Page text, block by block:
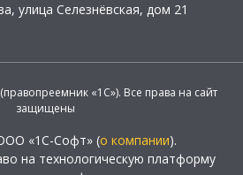
, улица Селезнёвская, дом 21
«1С»). Все права на сайт
защищены
«1С-Софт» (о компании).
на технологическую платформу